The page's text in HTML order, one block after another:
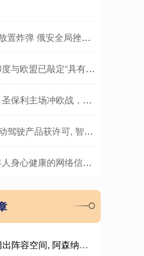
俄安全局挫败暗杀图谋
具有里程碑意义”的自由贸易协定
欧战，勒沃库森客场争上游
智能网联车迈入量产应用新阶段
办法（征求意见稿）》公开征求意见
万德策略 电讯: 为吉马良斯腾出阵容空间, 阿森纳出售诺尔高